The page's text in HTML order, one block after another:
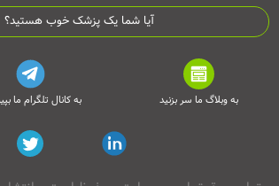
آیا شما یک پزشک خوب هستید؟
به وبلاگ ما سر بزنید به کانال تلگرام ما